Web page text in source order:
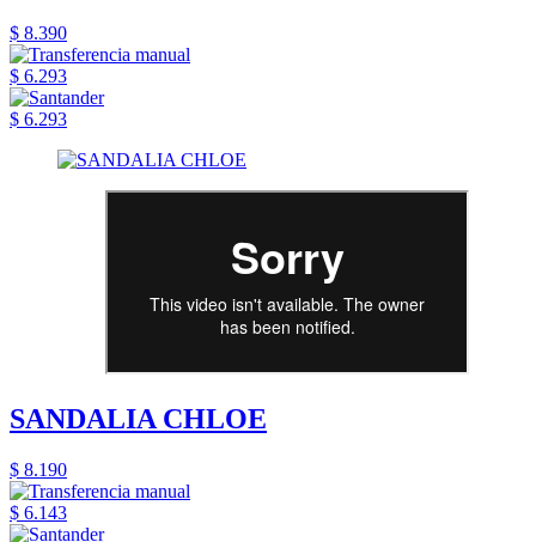
$ 8.390
$ 6.293
$ 6.293
SANDALIA CHLOE
$ 8.190
$ 6.143